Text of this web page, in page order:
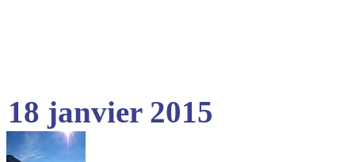
18 janvier 2015